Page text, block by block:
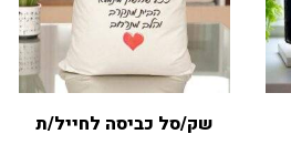
שק/סל כביסה לחייל/ת